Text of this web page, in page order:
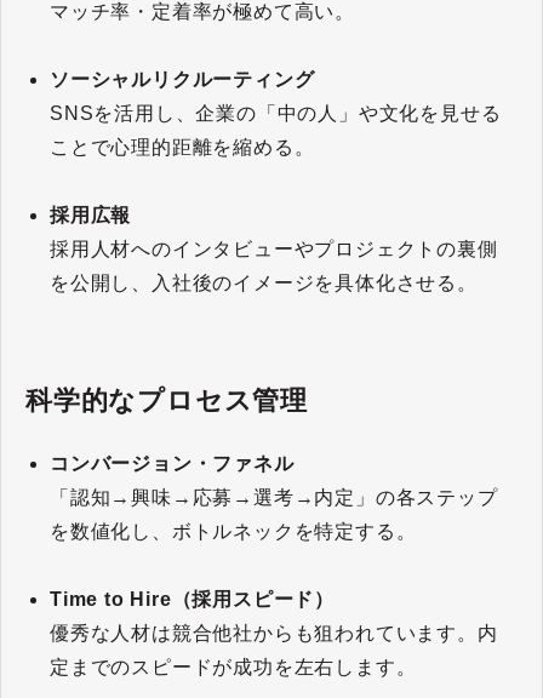
マッチ率・定着率が極めて高い。
ソーシャルリクルーティング
SNSを活用し、企業の「中の人」や文化を見せる
ことで心理的距離を縮める。
採用広報
採用人材へのインタビューやプロジェクトの裏側
を公開し、入社後のイメージを具体化させる。
科学的なプロセス管理
コンバージョン・ファネル
「認知→興味→応募→選考→内定」の各ステップ
を数値化し、ボトルネックを特定する。
Time to Hire（採用スピード）
優秀な人材は競合他社からも狙われています。内
定までのスピードが成功を左右します。